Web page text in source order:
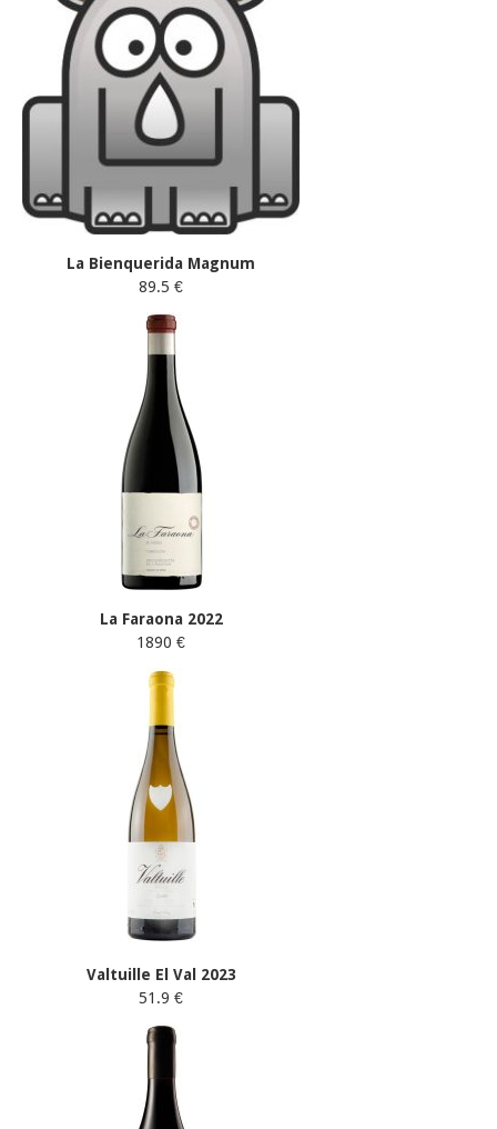
La Bienquerida Magnum
89.5 €
La Faraona 2022
1890 €
Valtuille El Val 2023
51.9 €